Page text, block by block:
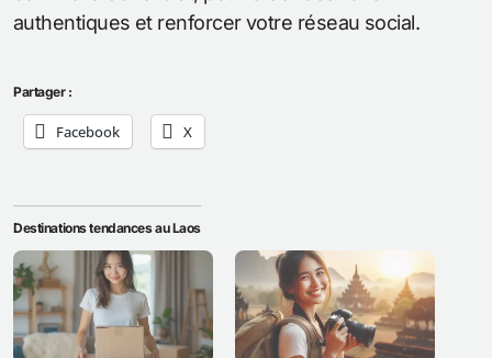
authentiques et renforcer votre réseau social.
Partager :
Facebook X
Destinations tendances au Laos